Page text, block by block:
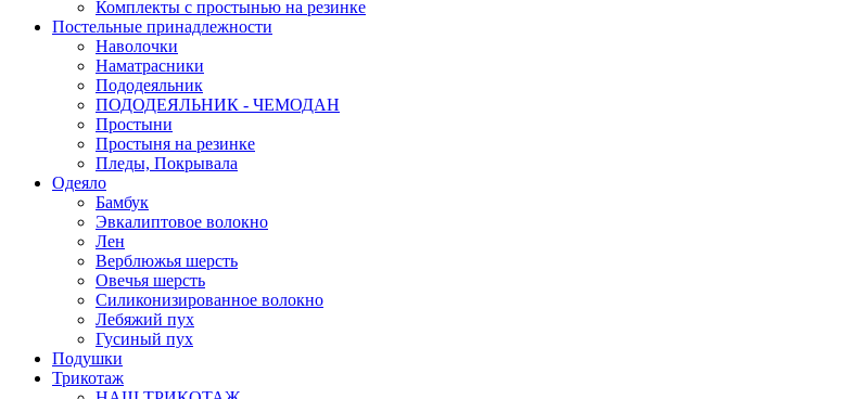
Комплекты с простынью на резинке
Постельные принадлежности
Наволочки
Наматрасники
Пододеяльник
ПОДОДЕЯЛЬНИК - ЧЕМОДАН
Простыни
Простыня на резинке
Пледы, Покрывала
Одеяло
Бамбук
Эвкалиптовое волокно
Лен
Верблюжья шерсть
Овечья шерсть
Силиконизированное волокно
Лебяжий пух
Гусиный пух
Подушки
Трикотаж